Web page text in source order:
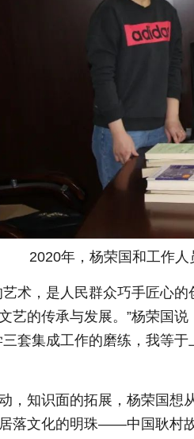
2020年，杨荣国和工作人
艺术，是人民群众巧手匠心
艺的传承与发展。”杨荣国
三套集成工作的磨练，我等
，知识面的拓展，杨荣国
文化的明珠——中国耿村